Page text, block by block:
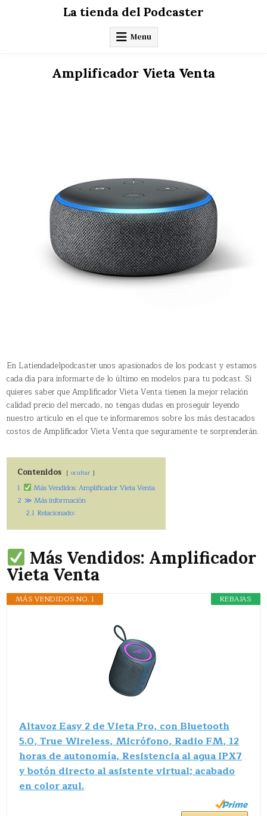
La tienda del Podcaster
Menu
Amplificador Vieta Venta
En Latiendadelpodcaster unos apasionados de los podcast y estamos
cada día para informarte de lo último en modelos para tu podcast. Si
quieres saber que Amplificador Vieta Venta tienen la mejor relación
calidad precio del mercado, no tengas dudas en proseguir leyendo
nuestro articulo en el que te informaremos sobre los más destacados
costos de Amplificador Vieta Venta que seguramente te sorprenderán.
Contenidos ocultar
1
Más Vendidos: Amplificador Vieta Venta
2 ≫ Más información
2.1 Relacionado:
Más Vendidos: Amplificador
Vieta Venta
REBAJAS
MÁS VENDIDOS NO. 1
Altavoz Easy 2 de Vieta Pro, con Bluetooth
5.0, True Wireless, Micrófono, Radio FM, 12
horas de autonomía, Resistencia al agua IPX7
y botón directo al asistente virtual; acabado
en color azul.